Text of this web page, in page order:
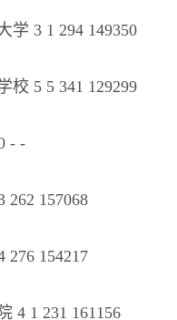
学 3 1 294 149350
校 5 5 341 129299
- -
262 157068
276 154217
4 1 231 161156